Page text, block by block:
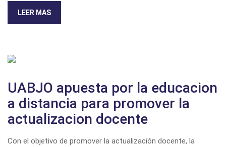
LEER MAS
UABJO apuesta por la educacion
a distancia para promover la
actualizacion docente
Con el objetivo de promover la actualización docente, la